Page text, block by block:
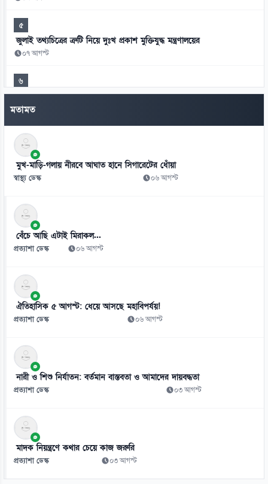
৫
জুলাই তথ্যচিত্রের ত্রুটি নিয়ে দুঃখ প্রকাশ মুক্তিযুদ্ধ মন্ত্রণালয়ের
০৭ আগস্ট
৬
হাসিনাকে এই সুযোগ ভারত কেন দিল—স্বরাষ্ট্রমন্ত্রীর প্রশ্ন
০৭ আগস্ট
৭
জুলাই সনদ ও বিচার বিভাগের ইস্যুতে নারায়ণগঞ্জে সাত আইন কর্মকর্তার
পদত্যাগ
০৭ আগস্ট
৮
শেখ হাসিনার রাজনৈতিক কর্মকাণ্ড ঠেকাতে সরকার ব্যর্থ: এনসিপি
০৭ আগস্ট
মতামত
মুখ-মাড়ি-গলায় নীরবে আঘাত হানে সিগারেটের ধোঁয়া
স্বাস্থ্য ডেস্ক ০৬ আগস্ট
বেঁচে আছি এটাই মিরাকল...
প্রত্যাশা ডেস্ক ০৬ আগস্ট
ঐতিহাসিক ৫ আগস্ট: ধেয়ে আসছে মহাবিপর্যয়!
প্রত্যাশা ডেস্ক ০৬ আগস্ট
নারী ও শিশু নির্যাতন: বর্তমান বাস্তবতা ও আমাদের দায়বদ্ধতা
প্রত্যাশা ডেস্ক ০৩ আগস্ট
মাদক নিয়ন্ত্রণে কথার চেয়ে কাজ জরুরি
প্রত্যাশা ডেস্ক ০৩ আগস্ট